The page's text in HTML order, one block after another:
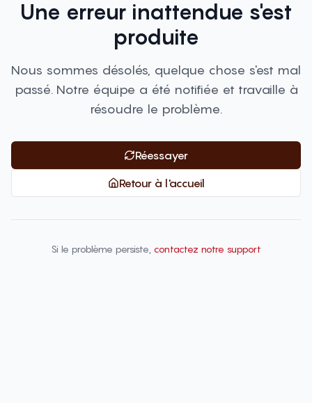
Une erreur inattendue s'est
produite
Nous sommes désolés, quelque chose s'est mal
passé. Notre équipe a été notifiée et travaille à
résoudre le problème.
Réessayer
Retour à l'accueil
Si le problème persiste, contactez notre support